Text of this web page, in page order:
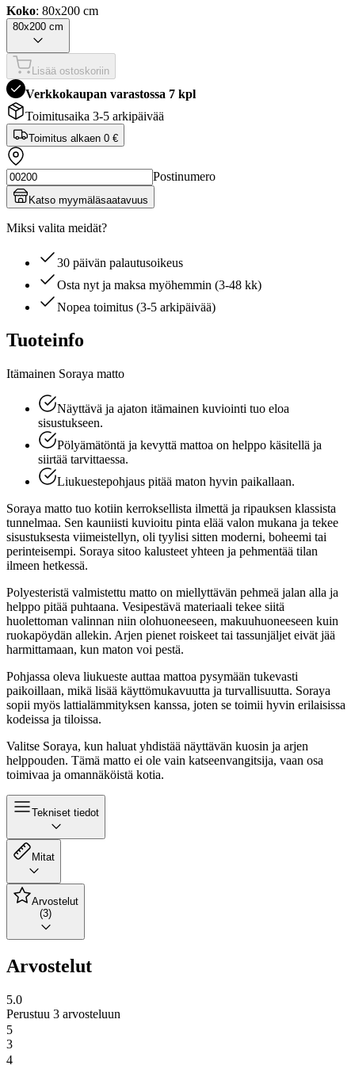
Koko: 80x200 cm
80x200 cm
Lisää ostoskoriin
Verkkokaupan varastossa 7 kpl
Toimitusaika 3-5 arkipäivää
Toimitus alkaen 0 €
Postinumero
Katso myymäläsaatavuus
Miksi valita meidät?
30 päivän palautusoikeus
Osta nyt ja maksa myöhemmin (3-48 kk)
Nopea toimitus (3-5 arkipäivää)
Tuoteinfo
Itämainen Soraya matto
Näyttävä ja ajaton itämainen kuviointi tuo eloa
sisustukseen.
Pölyämätöntä ja kevyttä mattoa on helppo käsitellä ja
siirtää tarvittaessa.
Liukuestepohjaus pitää maton hyvin paikallaan.
Soraya matto tuo kotiin kerroksellista ilmettä ja ripauksen klassista
tunnelmaa. Sen kauniisti kuvioitu pinta elää valon mukana ja tekee
sisustuksesta viimeistellyn, oli tyylisi sitten moderni, boheemi tai
perinteisempi. Soraya sitoo kalusteet yhteen ja pehmentää tilan
ilmeen hetkessä.
Polyesteristä valmistettu matto on miellyttävän pehmeä jalan alla ja
helppo pitää puhtaana. Vesipestävä materiaali tekee siitä
huolettoman valinnan niin olohuoneeseen, makuuhuoneeseen kuin
ruokapöydän allekin. Arjen pienet roiskeet tai tassunjäljet eivät jää
harmittamaan, kun maton voi pestä.
Pohjassa oleva liukueste auttaa mattoa pysymään tukevasti
paikoillaan, mikä lisää käyttömukavuutta ja turvallisuutta. Soraya
sopii myös lattialämmityksen kanssa, joten se toimii hyvin erilaisissa
kodeissa ja tiloissa.
Valitse Soraya, kun haluat yhdistää näyttävän kuosin ja arjen
helppouden. Tämä matto ei ole vain katseenvangitsija, vaan osa
toimivaa ja omannäköistä kotia.
Tekniset tiedot
Mitat
Arvostelut
(3)
Arvostelut
5.0
Perustuu 3 arvosteluun
5
3
4